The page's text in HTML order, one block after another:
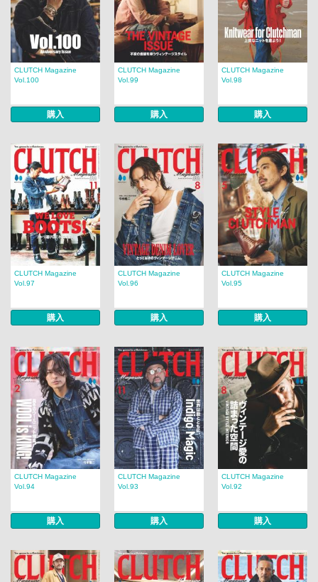
CLUTCH Magazine
Vol.100
購入
CLUTCH Magazine
Vol.99
購入
CLUTCH Magazine
Vol.98
購入
CLUTCH Magazine
Vol.97
購入
CLUTCH Magazine
Vol.96
購入
CLUTCH Magazine
Vol.95
購入
CLUTCH Magazine
Vol.94
購入
CLUTCH Magazine
Vol.93
購入
CLUTCH Magazine
Vol.92
購入